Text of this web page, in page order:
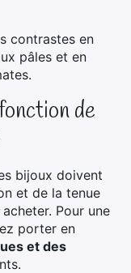
contrastes en
pâles et en
de
bijoux doivent
et de la tenue
Pour une
porter en
et des